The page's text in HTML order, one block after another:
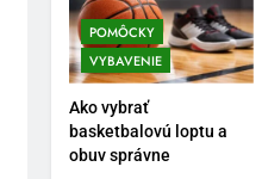
POMÔCKY
VYBAVENIE
Ako vybrať
basketbalovú loptu a
obuv správne
8
trasy